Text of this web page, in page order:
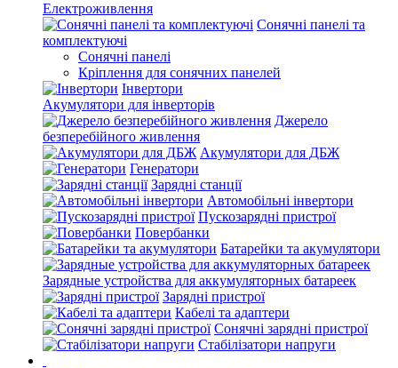
Електроживлення
Сонячні панелі та
комплектуючі
Сонячні панелі
Кріплення для сонячних панелей
Інвертори
Акумулятори для інверторів
Джерело
безперебійного живлення
Акумулятори для ДБЖ
Генератори
Зарядні станції
Автомобільні інвертори
Пускозарядні пристрої
Повербанки
Батарейки та акумулятори
Зарядные устройства для аккумуляторных батареек
Зарядні пристрої
Кабелі та адаптери
Сонячні зарядні пристрої
Стабілізатори напруги